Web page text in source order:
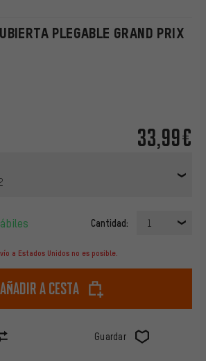
PLEGABLE GRAND PRIX
33,99€
Cantidad: 1
a Estados Unidos no es posible.
Añadir a cesta
Guardar